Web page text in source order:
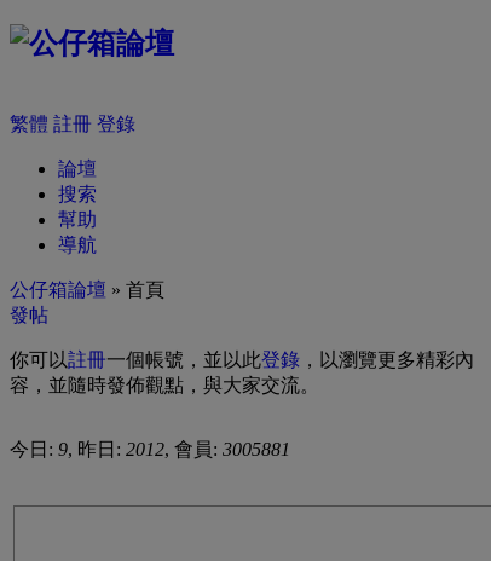
繁體 註冊 登錄
論壇
搜索
幫助
導航
公仔箱論壇 » 首頁
發帖
你可以註冊一個帳號，並以此登錄 ，以瀏覽更多精彩內
容，並隨時發佈觀點，與大家交流。
今日: 9, 昨日: 2012, 會員: 3005881